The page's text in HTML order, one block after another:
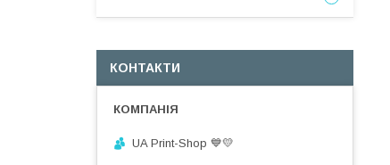
КОНТАКТИ
UA Print-Shop ​💙💛